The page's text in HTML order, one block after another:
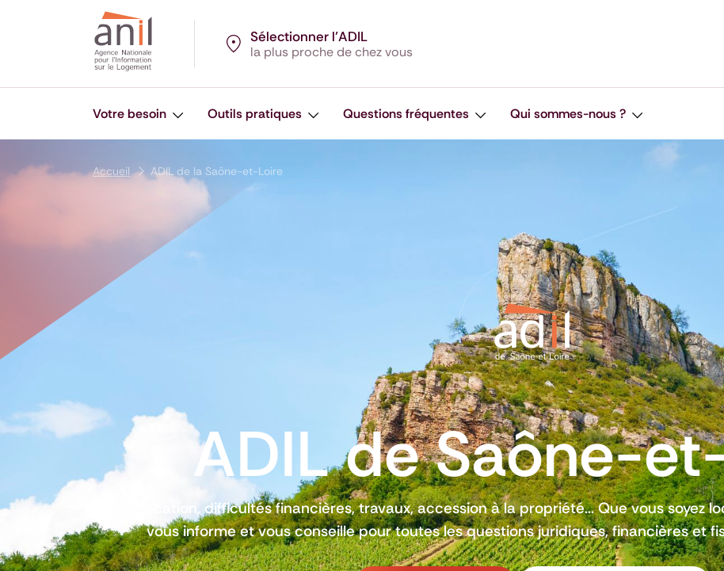
Aller à la navigation principale
Aller menu pied de page
Sélectionner l’ADIL
la plus proche de chez vous
Votre besoin Outils pratiques Questions fréquentes Qui sommes-nous ?
Accueil ADIL de la Saône-et-Loire
ADIL de Saône-
Location, difficultés financières, travaux, accession à la propriété... Que vous soyez
vous informe et vous conseille pour toutes les questions juridiques, financières et